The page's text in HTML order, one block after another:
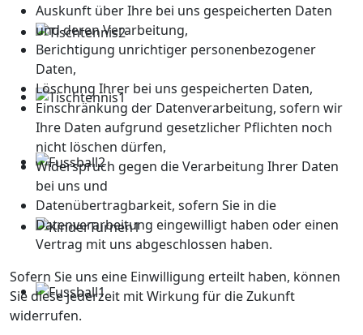
Auskunft über Ihre bei uns gespeicherten Daten
und deren Verarbeitung,
Berichtigung unrichtiger personenbezogener
Daten,
Löschung Ihrer bei uns gespeicherten Daten,
Einschränkung der Datenverarbeitung, sofern wir
Ihre Daten aufgrund gesetzlicher Pflichten noch
nicht löschen dürfen,
Widerspruch gegen die Verarbeitung Ihrer Daten
bei uns und
Datenübertragbarkeit, sofern Sie in die
Datenverarbeitung eingewilligt haben oder einen
Vertrag mit uns abgeschlossen haben.
Sofern Sie uns eine Einwilligung erteilt haben, können
Sie diese jederzeit mit Wirkung für die Zukunft
widerrufen.